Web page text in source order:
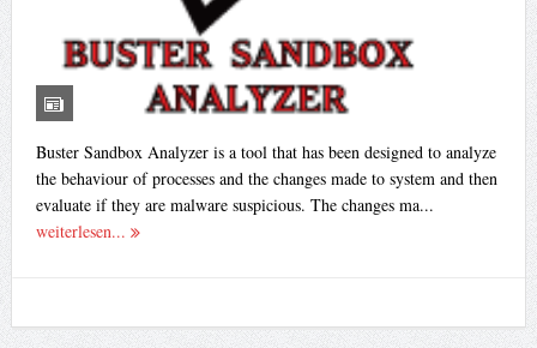
Buster Sandbox Analyzer is a tool that has been designed to analyze
the behaviour of processes and the changes made to system and then
evaluate if they are malware suspicious. The changes ma...
weiterlesen...